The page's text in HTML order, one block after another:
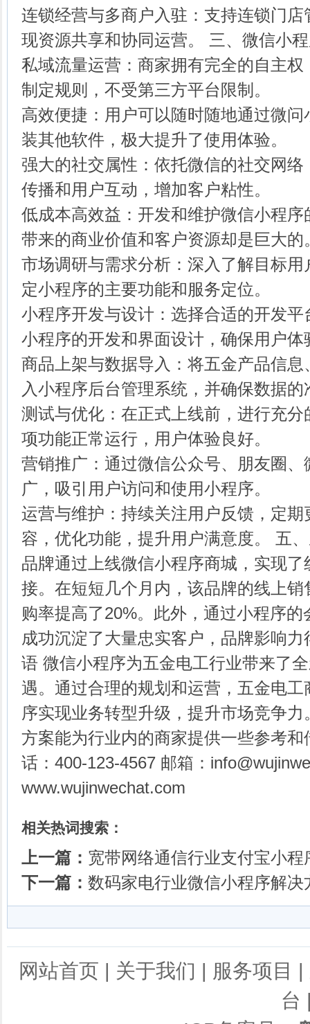
连锁经营与多商户入驻：支持连锁门
现资源共享和协同运营。 三、微信小
私域流量运营：商家拥有完全的自主
制定规则，不受第三方平台限制。
高效便捷：用户可以随时随地通过微
装其他软件，极大提升了使用体验。
强大的社交属性：依托微信的社交网
传播和用户互动，增加客户粘性。
低成本高效益：开发和维护微信小程
带来的商业价值和客户资源却是巨大的
市场调研与需求分析：深入了解目标
定小程序的主要功能和服务定位。
小程序开发与设计：选择合适的开发
小程序的开发和界面设计，确保用户体
商品上架与数据导入：将五金产品信
入小程序后台管理系统，并确保数据
测试与优化：在正式上线前，进行充
项功能正常运行，用户体验良好。
营销推广：通过微信公众号、朋友圈
广，吸引用户访问和使用小程序。
运营与维护：持续关注用户反馈，定
容，优化功能，提升用户满意度。 五
品牌通过上线微信小程序商城，实现
接。在短短几个月内，该品牌的线上
购率提高了20%。此外，通过小程序
成功沉淀了大量忠实客户，品牌影响
语 微信小程序为五金电工行业带来了
遇。通过合理的规划和运营，五金电
序实现业务转型升级，提升市场竞争
方案能为行业内的商家提供一些参考
话：400-123-4567 邮箱：
www.wujinwechat.com
相关热词搜索：
上一篇： 宽带网络通信行业支付宝小程
下一篇： 数码家电行业微信小程序解决
网站首页 | 关于我们 | 服务项目 |
台